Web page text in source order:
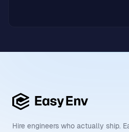
Hire engineers who actually ship.